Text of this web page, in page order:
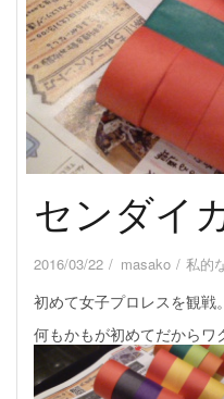
センダイ
2016/03/22 masako 私的
初めて女子プロレスを観戦。
何もかもが初めてだからワ